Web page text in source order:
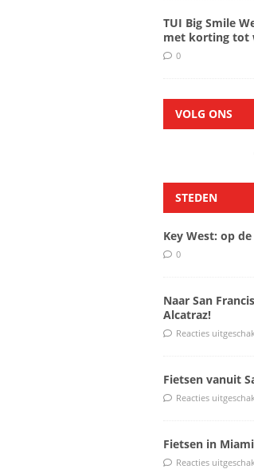
TUI Big Smile
met korting tot
0
VOLG ONS
STEDEN
Key West: op
0
Naar San
Alcatraz!
Reacties
Fietsen vanuit
Reacties
Fietsen in
Reacties